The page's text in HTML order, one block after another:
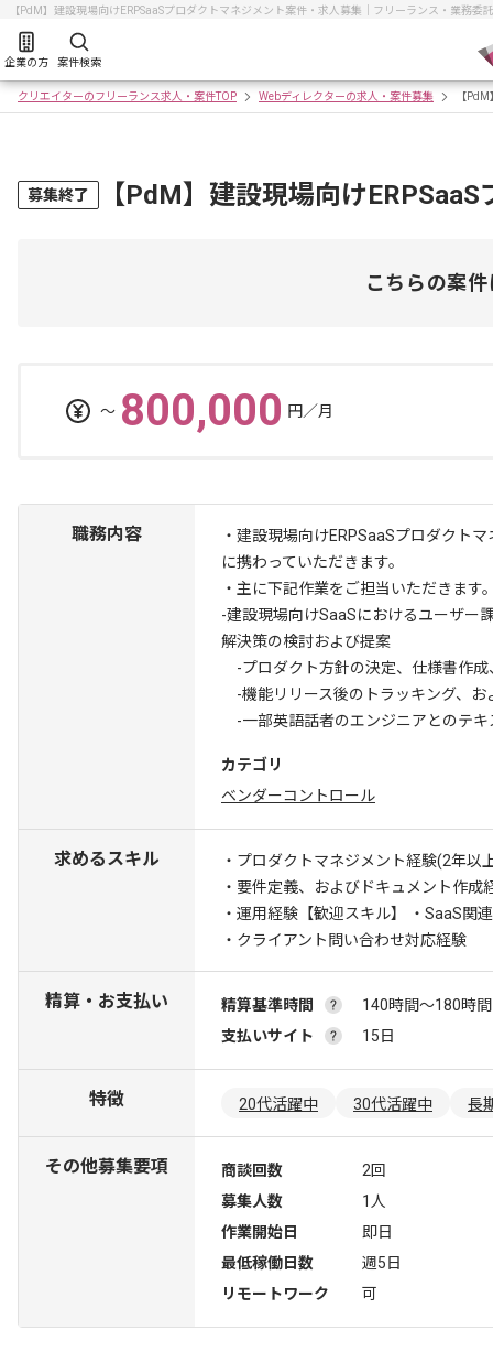
【PdM】建設現場向けERPSaaSプロダクトマネジメント案件・求人募集｜フリーランス・業務委
企業の方 案件検索
クリエイターのフリーランス求人・案件TOP Webディレクターの求人・案件募集 【
募集終了 【PdM】建設現場向け
こちらの案
〜 800,000 円／月
職務内容
・建設現場向けERPSaaSプロダクト
に携わっていただきます。
・主に下記作業をご担当いただきます
-建設現場向けSaaSにおけるユーザー
解決策の検討および提案
-プロダクト方針の決定、仕様書作成
-機能リリース後のトラッキング、お
-一部英語話者のエンジニアとのテキ
カテゴリ
ベンダーコントロール
求めるスキル
・プロダクトマネジメント経験(2年以
・要件定義、およびドキュメント作成
・運用経験 【歓迎スキル】 ・SaaS関
・クライアント問い合わせ対応経験
精算・お支払い 精算基準時間
140時間〜180時間
支払いサイト
15日
特徴 20代活躍中 30代活躍中 長
その他募集要項 商談回数
2回
募集人数
1人
作業開始日
即日
最低稼働日数
週5日
リモートワーク
可